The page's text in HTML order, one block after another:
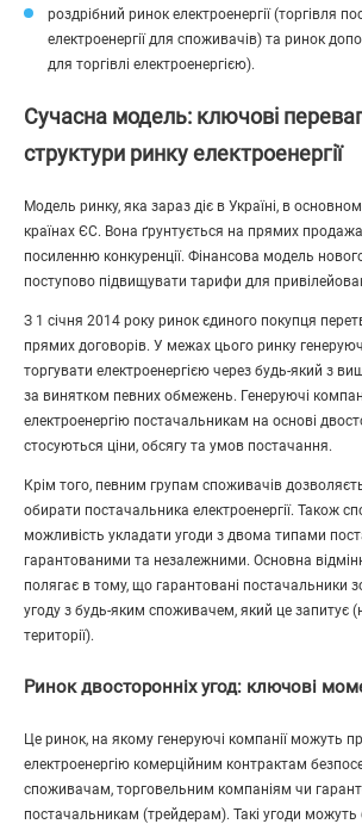
роздрібний ринок електроенергії (торгівля
електроенергії для споживачів) та ринок
для торгівлі електроенергією).
Сучасна модель: ключові
структури ринку електроенергії
Модель ринку, яка зараз діє в Україні, в
країнах ЄС. Вона ґрунтується на прямих
посиленню конкуренції. Фінансова модель
поступово підвищувати тарифи для
З 1 січня 2014 року ринок єдиного покупця
прямих договорів. У межах цього ринку
торгувати електроенергією через будь-який з
за винятком певних обмежень. Генеруючі
електроенергію постачальникам на основі
стосуються ціни, обсягу та умов постачання.
Крім того, певним групам споживачів
обирати постачальника електроенергії. Також
можливість укладати угоди з двома типами
гарантованими та незалежними. Основна
полягає в тому, що гарантовані постачальники
угоду з будь-яким споживачем, який це запитує
території).
Ринок двосторонніх угод: ключові
Це ринок, на якому генеруючі компанії можуть
електроенергію комерційним контрактам
споживачам, торговельним компаніям чи
постачальникам (трейдерам). Такі угоди можуть